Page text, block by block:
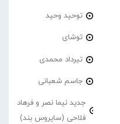
توحید وحید
توشای
تیرداد محمدی
جاسم شعبانی
جدید نیما نصر و فرهاد
فلاحی (سایروس بند)